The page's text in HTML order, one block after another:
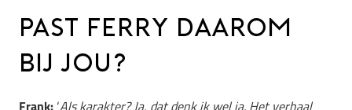
PAST FERRY DAAROM
BIJ JOU?
Frank: ‘Als karakter? Ja, dat denk ik wel ja. Het verhaal